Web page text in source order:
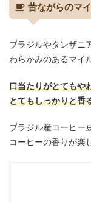
昔ながらのマ
ブラジルやタンザニ
わらかみのあるマイ
口当たりがとてもや
とてもしっかりと香
ブラジル産コーヒー
コーヒーの香りが楽